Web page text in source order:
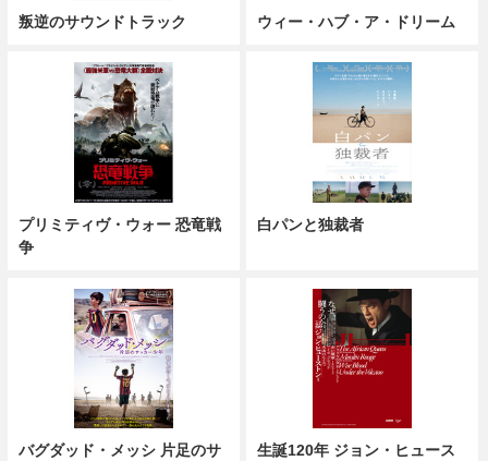
叛逆のサウンドトラック ウィー・ハブ・ア・ドリーム
プリミティヴ・ウォー 恐竜戦
争
白パンと独裁者
バグダッド・メッシ 片足のサ
生誕120年 ジョン・ヒュース